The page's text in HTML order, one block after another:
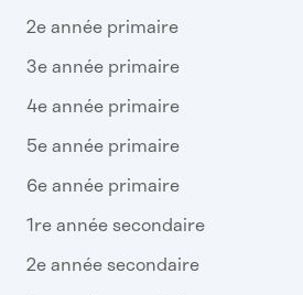
2e année primaire
3e année primaire
4e année primaire
5e année primaire
6e année primaire
1re année secondaire
2e année secondaire